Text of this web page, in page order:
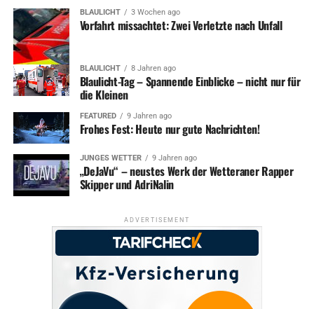
BLAULICHT 3 Wochen ago
Vorfahrt missachtet: Zwei Verletzte nach Unfall
BLAULICHT 8 Jahren ago
Blaulicht-Tag – Spannende Einblicke – nicht nur für
die Kleinen
FEATURED 9 Jahren ago
Frohes Fest: Heute nur gute Nachrichten!
JUNGES WETTER 9 Jahren ago
„DeJaVu“ – neustes Werk der Wetteraner Rapper
Skipper und AdriNalin
ADVERTISEMENT